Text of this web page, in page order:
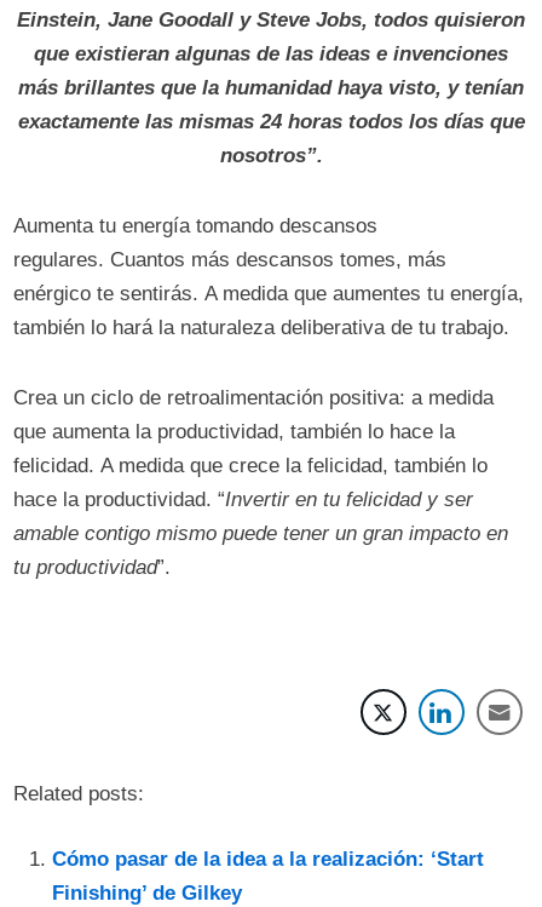
Einstein, Jane Goodall y Steve Jobs, todos quisieron
que existieran algunas de las ideas e invenciones
más brillantes que la humanidad haya visto, y tenían
exactamente las mismas 24 horas todos los días que
nosotros”.
Aumenta tu energía tomando descansos
regulares. Cuantos más descansos tomes, más
enérgico te sentirás. A medida que aumentes tu energía,
también lo hará la naturaleza deliberativa de tu trabajo.
Crea un ciclo de retroalimentación positiva: a medida
que aumenta la productividad, también lo hace la
felicidad. A medida que crece la felicidad, también lo
hace la productividad. “Invertir en tu felicidad y ser
amable contigo mismo puede tener un gran impacto en
tu productividad”.
Related posts:
Cómo pasar de la idea a la realización: ‘Start
Finishing’ de Gilkey